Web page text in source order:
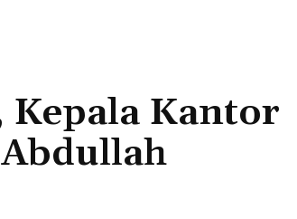
Kepala Kantor